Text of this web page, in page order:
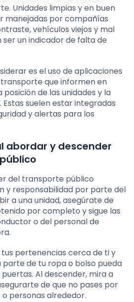
Unidades limpias y en buen
manejadas por compañías
vehículos viejos y mal
un indicador de falta de
es el uso de aplicaciones
que informen en
de las unidades y la
suelen estar integradas
y alertas para los
abordar y descender
del transporte público
y responsabilidad por parte del
a una unidad, asegúrate de
por completo y sigue las
o del personal de
pertenencias cerca de ti y
parte de tu ropa o bolso pueda
Al descender, mira a
de que no pases por
personas alrededor.